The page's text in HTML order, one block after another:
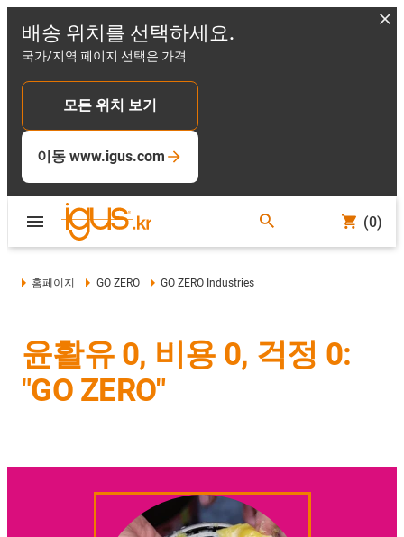
배송 위치를 선택하세요.
국가/지역 페이지 선택은 가격
모든 위치 보기
이동 www.igus.com
(0)
홈페이지 GO ZERO GO ZERO Industries
윤활유 0, 비용 0, 걱정 0:
"GO ZERO"